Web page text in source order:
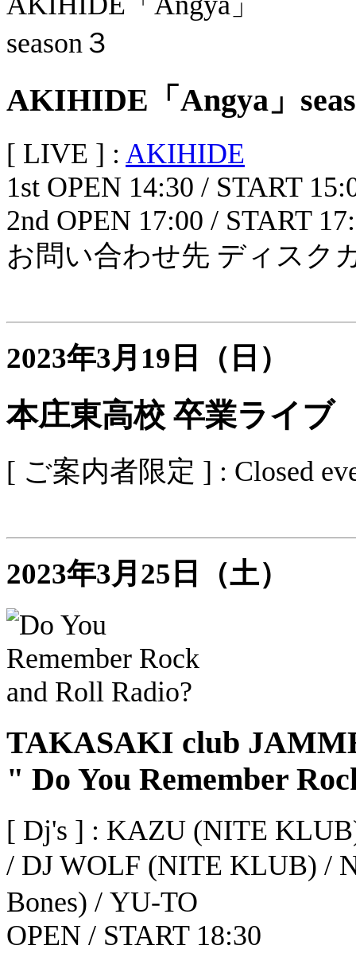
AKIHIDE「Angya」
[ LIVE ] : AKIHIDE
1st OPEN 14:30 / START
2nd OPEN 17:00 / START
お問い合わせ先 ディスク
2023年3月19日（日）
本庄東高校 卒業ライブ
[ ご案内者限定 ] : Closed
2023年3月25日（土）
TAKASAKI club
" Do You Remember
[ Dj's ] : KAZU (NITE
/ DJ WOLF (NITE KLUB) /
Bones) / YU‐TO
OPEN / START 18:30